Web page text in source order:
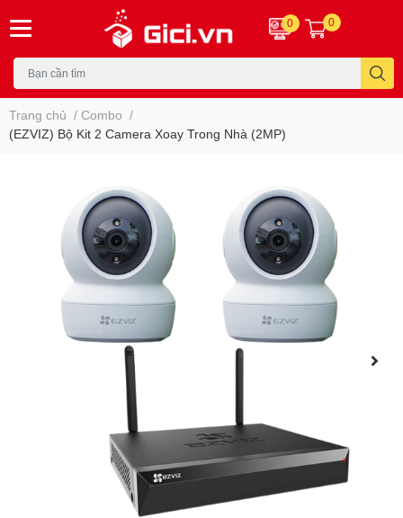
0 0
Trang chủ / Combo /
(EZVIZ) Bộ Kit 2 Camera Xoay Trong Nhà (2MP)